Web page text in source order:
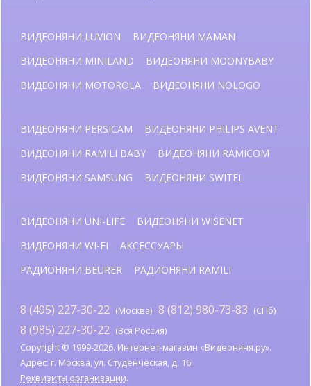
ВИДЕОНЯНИ LUVION
ВИДЕОНЯНИ MAMAN
ВИДЕОНЯНИ MINILAND
ВИДЕОНЯНИ MOONYBABY
ВИДЕОНЯНИ MOTOROLA
ВИДЕОНЯНИ NOLOGO
ВИДЕОНЯНИ PERSICAM
ВИДЕОНЯНИ PHILIPS AVENT
ВИДЕОНЯНИ RAMILI BABY
ВИДЕОНЯНИ RAMICOM
ВИДЕОНЯНИ SAMSUNG
ВИДЕОНЯНИ SWITEL
ВИДЕОНЯНИ UNI-LIFE
ВИДЕОНЯНИ WISENET
ВИДЕОНЯНИ WI-FI
АКСЕССУАРЫ
РАДИОНЯНИ BEURER
РАДИОНЯНИ RAMILI
8 (495) 227-30-22 (Москва) 8 (812) 980-73-83 (СПб)
8 (985) 227-30-22 (Вся Россия)
Copyright © 1999-2026. Интернет-магазин «Видеоняня.ру».
Адрес: г. Москва, ул. Студенческая, д. 16.
Реквизиты организации.